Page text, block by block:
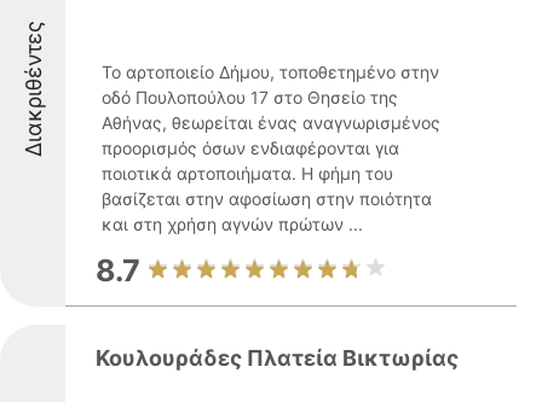
Διακριθέντες
Το αρτοποιείο Δήμου, τοποθετημένο στην
οδό Πουλοπούλου 17 στο Θησείο της
Αθήνας, θεωρείται ένας αναγνωρισμένος
προορισμός όσων ενδιαφέρονται για
ποιοτικά αρτοποιήματα. Η φήμη του
βασίζεται στην αφοσίωση στην ποιότητα
και στη χρήση αγνών πρώτων ...
8.7
Κουλουράδες Πλατεία Βικτωρίας